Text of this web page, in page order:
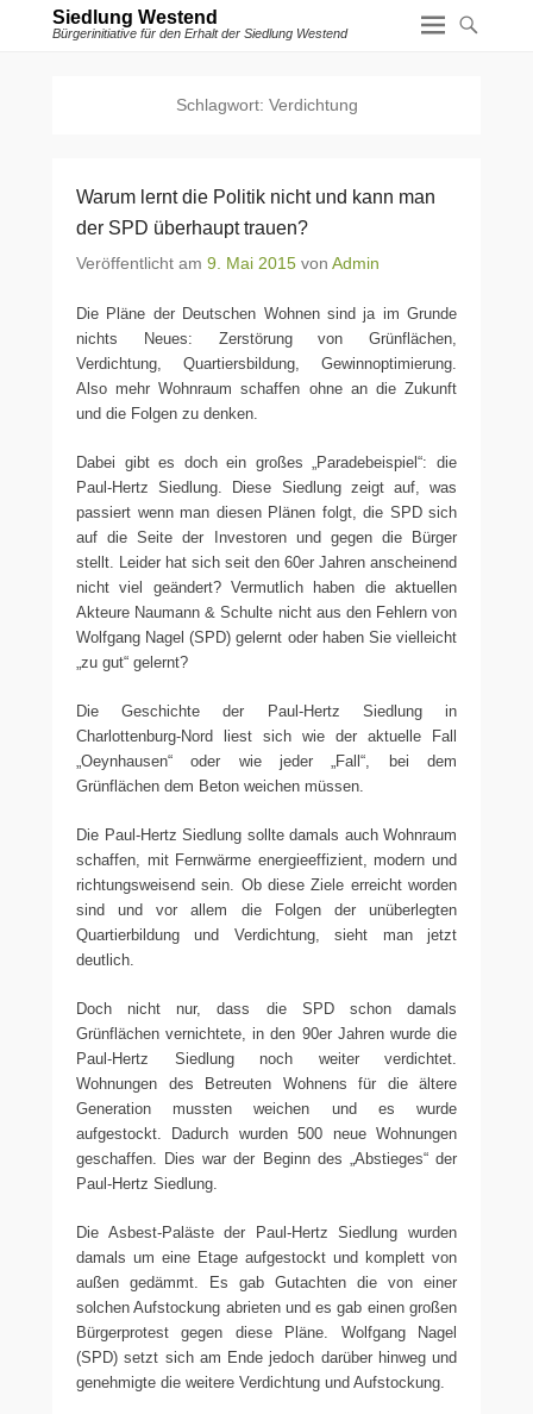
Siedlung Westend
Bürgerinitiative für den Erhalt der Siedlung Westend
Schlagwort: Verdichtung
Warum lernt die Politik nicht und kann man
der SPD überhaupt trauen?
Veröffentlicht am 9. Mai 2015 von Admin
Die Pläne der Deutschen Wohnen sind ja im Grunde
nichts Neues: Zerstörung von Grünflächen,
Verdichtung, Quartiersbildung, Gewinnoptimierung.
Also mehr Wohnraum schaffen ohne an die Zukunft
und die Folgen zu denken.
Dabei gibt es doch ein großes „Paradebeispiel“: die
Paul-Hertz Siedlung. Diese Siedlung zeigt auf, was
passiert wenn man diesen Plänen folgt, die SPD sich
auf die Seite der Investoren und gegen die Bürger
stellt. Leider hat sich seit den 60er Jahren anscheinend
nicht viel geändert? Vermutlich haben die aktuellen
Akteure Naumann & Schulte nicht aus den Fehlern von
Wolfgang Nagel (SPD) gelernt oder haben Sie vielleicht
„zu gut“ gelernt?
Die Geschichte der Paul-Hertz Siedlung in
Charlottenburg-Nord liest sich wie der aktuelle Fall
„Oeynhausen“ oder wie jeder „Fall“, bei dem
Grünflächen dem Beton weichen müssen.
Die Paul-Hertz Siedlung sollte damals auch Wohnraum
schaffen, mit Fernwärme energieeffizient, modern und
richtungsweisend sein. Ob diese Ziele erreicht worden
sind und vor allem die Folgen der unüberlegten
Quartierbildung und Verdichtung, sieht man jetzt
deutlich.
Doch nicht nur, dass die SPD schon damals
Grünflächen vernichtete, in den 90er Jahren wurde die
Paul-Hertz Siedlung noch weiter verdichtet.
Wohnungen des Betreuten Wohnens für die ältere
Generation mussten weichen und es wurde
aufgestockt. Dadurch wurden 500 neue Wohnungen
geschaffen. Dies war der Beginn des „Abstieges“ der
Paul-Hertz Siedlung.
Die Asbest-Paläste der Paul-Hertz Siedlung wurden
damals um eine Etage aufgestockt und komplett von
außen gedämmt. Es gab Gutachten die von einer
solchen Aufstockung abrieten und es gab einen großen
Bürgerprotest gegen diese Pläne. Wolfgang Nagel
(SPD) setzt sich am Ende jedoch darüber hinweg und
genehmigte die weitere Verdichtung und Aufstockung.